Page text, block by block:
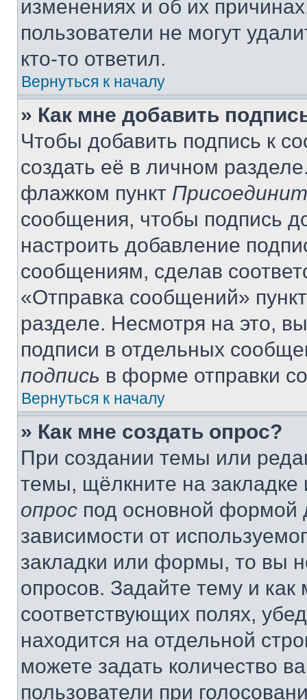
изменениях и об их
пользователи не могут
кто-то ответил.
Вернуться к началу
» Как мне добавить
Чтобы добавить подпись к
создать её в личном
флажком пункт
сообщения, чтобы подпись
настроить добавление
сообщениям, сделав
«Отправка сообщений»
разделе. Несмотря на это,
подписи в отдельных
подпись в форме отправки
Вернуться к началу
» Как мне создать опрос?
При создании темы или
темы, щёлкните на
опрос под основной формой
зависимости от
закладки или формы, то вы
опросов. Задайте тему и
соответствующих полях,
находится на отдельной
можете задать количество
пользователи при